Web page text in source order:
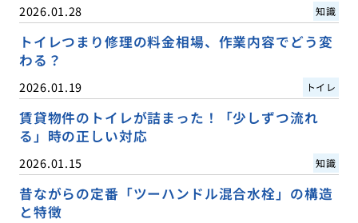
2026.01.28 知識
トイレつまり修理の料金相場、作業内容でどう変
わる？
2026.01.19 トイレ
賃貸物件のトイレが詰まった！「少しずつ流れ
る」時の正しい対応
2026.01.15 知識
昔ながらの定番「ツーハンドル混合水栓」の構造
と特徴